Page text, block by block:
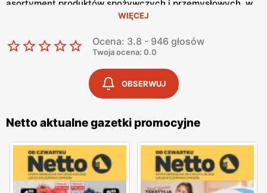
asortyment produktów spożywczych i przemysłowych, w
tym świeże owoce i warzywa, pieczywo, nabiał, mięso oraz
artykuły codziennego użytku. Klienci cenią sobie bogaty
wybór oraz częste
promocje, które umożliwiają
oszczędności na zakupach. Jednym z kluczowych
elementów strategii marketingowejNetto
gazetki promocyjne.Gazetki
najnowszepromocje
, specjalne oferty oraz sezonowe
wyprzedaże, dzięki czemu klienci mogą planować swoje
zakupy i korzystać z wyjątkowych okazji cenowych.
Publikacje te są dostępne zarówno w formie papierowej w
sklepach, jak i online, co umożliwia łatwy dostęp do
WIĘCEJ
Ocena: 3.8 - 946 głosów
Twoja ocena: 0.0
OBSERWUJ
Netto aktualne gazetki promocyjne